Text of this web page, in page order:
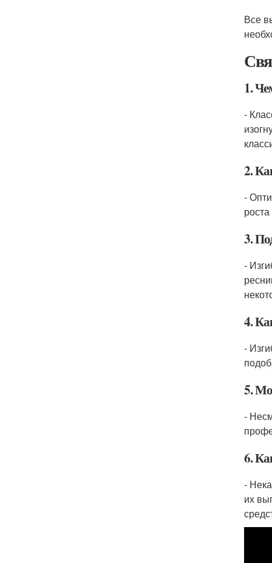
Все
1.
-
2.
-
3.
-
4.
-
5.
-
6.
-
их